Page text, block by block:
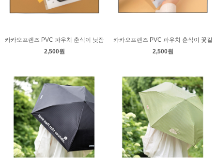
카카오프렌즈 PVC 파우치 춘식이 낮잠
2,500원
카카오프렌즈 PVC 파우치 춘식이 꽃길
2,500원